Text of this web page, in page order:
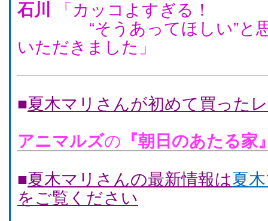
石川
「カッコよすぎる！
“そうあってほしい”と思
いただきました」
■夏木マリさんが初めて買った
アニマルズの 『朝日のあたる家
■夏木マリさんの最新情報は夏
をご覧ください